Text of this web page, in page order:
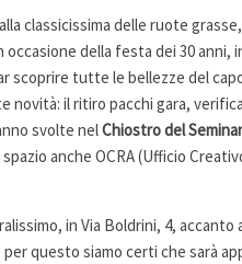
classicissima delle ruote
della festa dei 30 anni,
scoprire tutte le bellezze del
il ritiro pacchi gara,
svolte nelChiostro del
anche OCRA (Ufficio
in Via Boldrini, 4, accanto
questo siamo certi che sarà